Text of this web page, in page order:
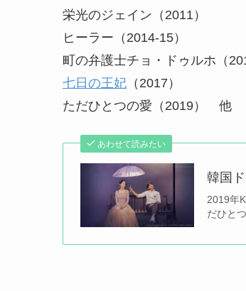
栄光のジェイン（2011）
ヒーラー（2014-15）
町の弁護士チョ・ドゥルホ（
七日の王妃 （2017）
ただひとつの愛（2019） 他
あわせて読みたい
韓国
2019年
だひと